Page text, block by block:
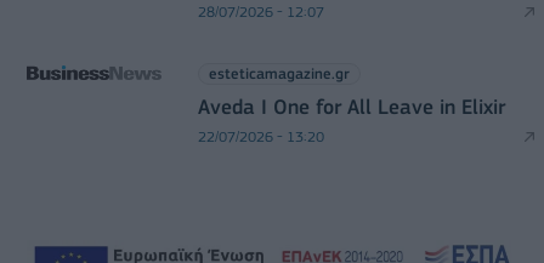
28/07/2026 - 12:07
esteticamagazine.gr
Aveda I One for All Leave in Elixir
22/07/2026 - 13:20